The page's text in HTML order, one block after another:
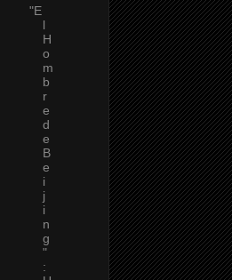
"E
l
H
o
m
b
r
e
d
e
B
e
i
j
i
n
g
"
: